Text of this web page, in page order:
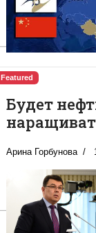
Featured
Будет
Арина Горбунова